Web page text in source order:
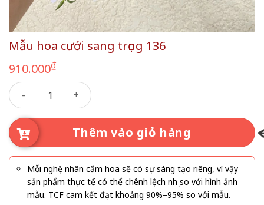
Mẫu hoa cưới sang trọng 136
910.000₫
Mẫu hoa cưới sang trọng 136 số lượng
Thêm vào giỏ hàng
Mỗi nghệ nhân cắm hoa sẽ có sự sáng tạo riêng, vì vậy
sản phẩm thực tế có thể chênh lệch nhẹ so với hình ảnh
mẫu. TCF cam kết đạt khoảng 90%–95% so với mẫu.